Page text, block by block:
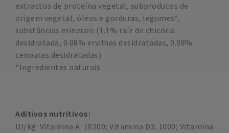
extractos de proteína vegetal, subprodutos de
origem vegetal, óleos e gorduras, legumes*,
substâncias minerais (1.1% raíz de chicória
desidratada, 0.08% ervilhas desidratadas, 0.08%
cenouras desidratadas).
*Ingredientes naturais.
Aditivos nutritivos
UI/kg: Vitamina A: 18200; Vitamina D3: 1000; Vitamina